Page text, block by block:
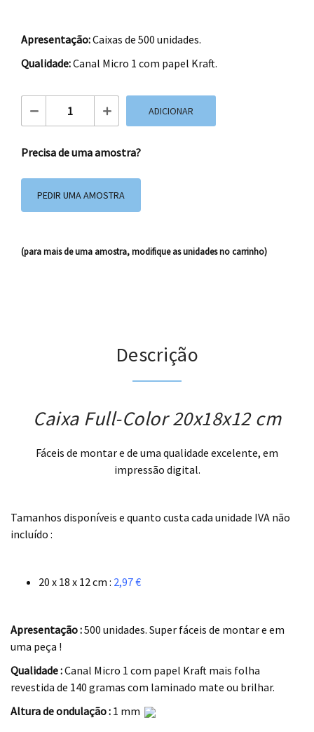
Apresentação:Caixas de 500 unidades.
Qualidade:Canal Micro 1 com papel Kraft.
Quantidade de Caixa Full-Color 20x18x12 cm
ADICIONAR
Precisa de uma amostra?
PEDIR UMA AMOSTRA
(para mais de uma amostra, modifique as unidades no carrinho)
Descrição
Caixa Full-Color 20x18x12 cm
Fáceis de montar e de uma qualidade excelente, em
impressão digital.
Tamanhos disponíveis e quanto custa cada unidade IVA não
incluído :
20 x 18 x 12 cm : 2,97 €
Apresentação :500 unidades. Super fáceis de montar e em
uma peça !
Qualidade :Canal Micro 1 com papel Kraft mais folha
revestida de 140 gramas com laminado mate ou brilhar.
Altura de ondulação : 1 mm